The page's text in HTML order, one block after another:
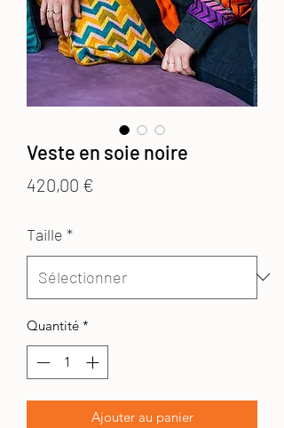
Veste en soie noire
420,00 €
Taille *
Quantité *
Ajouter au panier